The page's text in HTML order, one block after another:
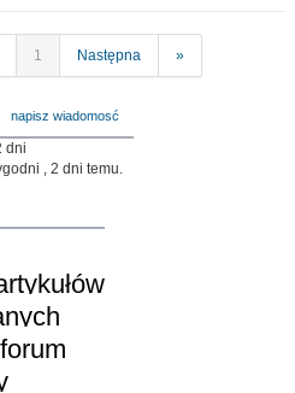
1 Następna »
napisz wiadomosć
dni
, 2 dni temu.